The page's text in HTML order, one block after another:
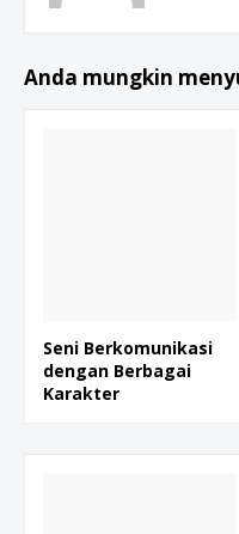
Anda mungkin
Seni Berkomunikasi
dengan Berbagai
Karakter